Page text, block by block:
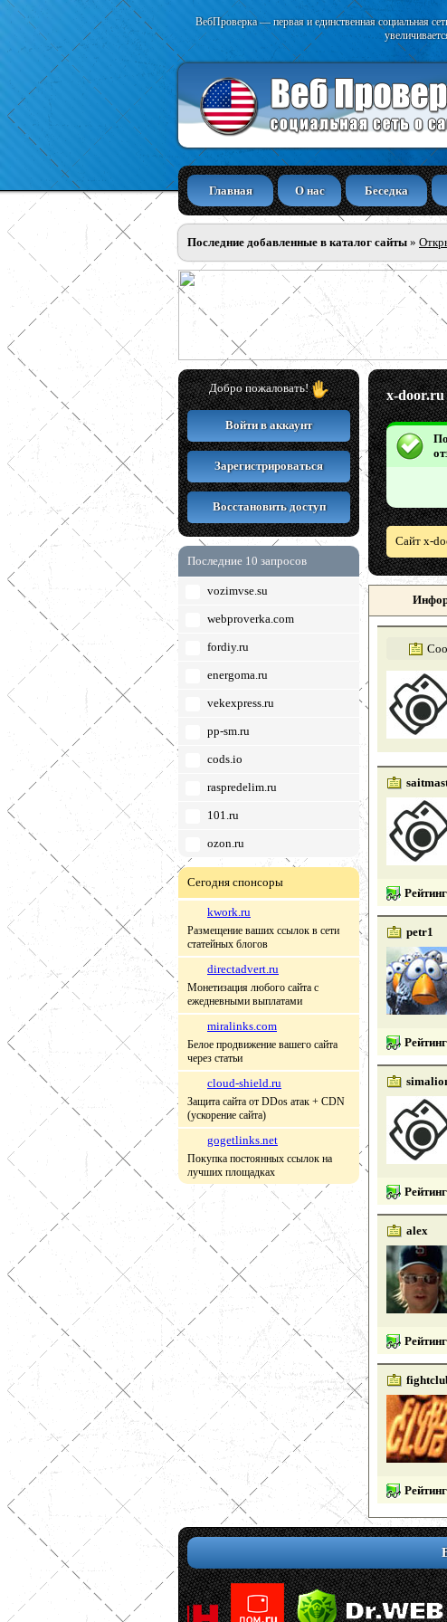
ВебПроверка — первая и единственная социальная
Главная О нас Беседка
Последние добавленные в каталог сайты »
Добро пожаловать!
Войти в аккаунт
Зарегистрироваться
Восстановить доступ
Последние 10 запросов
vozimvse.su
webproverka.com
fordiy.ru
energoma.ru
vekexpress.ru
pp-sm.ru
cods.io
raspredelim.ru
101.ru
ozon.ru
Сегодня спонсоры
kwork.ru
Размещение ваших ссылок в сети
статейных блогов
directadvert.ru
Монетизация любого сайта с
ежедневными выплатами
miralinks.com
Белое продвижение вашего сайта
через статьи
cloud-shield.ru
Защита сайта от DDos атак + CDN
(ускорение сайта)
gogetlinks.net
Покупка постоянных ссылок на
лучших площадках
x-door.ru
Сайт x-
petr1
alex